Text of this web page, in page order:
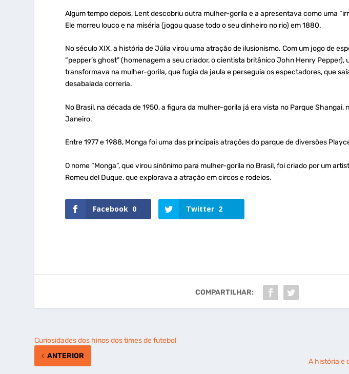
Algum tempo depois, Lent descobriu outra mulher-gorila e a apresentava como uma
Ele morreu louco e na miséria (jogou quase todo o seu dinheiro no rio) em 1880.
No século XIX, a história de Júlia virou uma atração de ilusionismo. Com um jogo de
“pepper’s ghost” (homenagem a seu criador, o cientista britânico John Henry Pepper),
transformava na mulher-gorila, que fugia da jaula e perseguia os espectadores, que
desabalada correria.
No Brasil, na década de 1950, a figura da mulher-gorila já era vista no Parque Shangai,
Janeiro.
Entre 1977 e 1988, Monga foi uma das principais atrações do parque de diversões
O nome “Monga”, que virou sinônimo para mulher-gorila no Brasil, foi criado por um
Romeu del Duque, que explorava a atração em circos e rodeios.
Facebook 0 Twitter 2
COMPARTILHAR:
Curiosidades dos hinos dos times de futebol
ANTERIOR
A história e